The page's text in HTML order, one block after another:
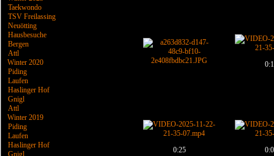
Taekwondo
TSV Freilassing
Neuötting
Hausbesuche
Bergen
Attl
Winter 2020
Piding
Laufen
Haslinger Hof
Gnigl
Attl
Winter 2019
Piding
Laufen
Haslinger Hof
Gnigl
0:25